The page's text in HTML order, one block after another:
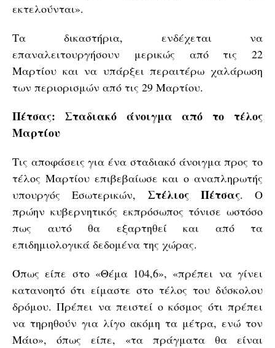
εκτελούνται».
Τα δικαστήρια, ενδέχεται να
επαναλειτουργήσουν μερικώς από τις 22
Μαρτίου και να υπάρξει περαιτέρω χαλάρωση
των περιορισμών από τις 29 Μαρτίου.
Πέτσας: Σταδιακό άνοιγμα από το τέλος
Μαρτίου
Τις αποφάσεις για ένα σταδιακό άνοιγμα προς το
τέλος Μαρτίου επιβεβαίωσε και ο αναπληρωτής
υπουργός Εσωτερικών, Στέλιος Πέτσας. Ο
πρώην κυβερνητικός εκπρόσωπος τόνισε ωστόσο
πως αυτό θα εξαρτηθεί και από τα
επιδημιολογικά δεδομένα της χώρας.
Όπως είπε στο «Θέμα 104,6», «πρέπει να γίνει
κατανοητό ότι είμαστε στο τέλος του δύσκολου
δρόμου. Πρέπει να πειστεί ο κόσμος ότι πρέπει
να τηρηθούν για λίγο ακόμη τα μέτρα, ενώ τον
Μάιο», όπως είπε, «τα πράγματα θα είναι